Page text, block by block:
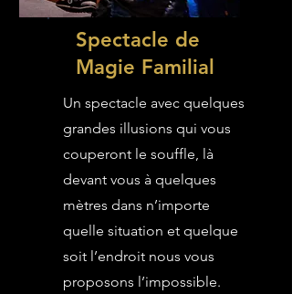
Spectacle de
Magie Familial
Un spectacle avec quelques
grandes illusions qui vous
couperont le souffle, là
devant vous à quelques
mètres dans n’importe
quelle situation et quelque
soit l’endroit nous vous
proposons l’impossible.